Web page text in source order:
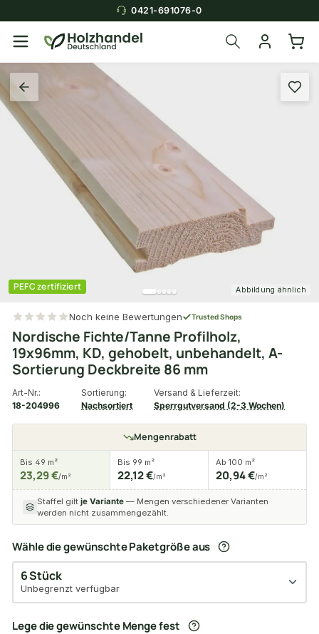
0421-691076-0
PEFC zertifiziert Abbildung ähnlich
Noch keine Bewertungen Trusted Shops
Nordische Fichte/Tanne Profilholz,
19x96mm, KD, gehobelt, unbehandelt, A-
Sortierung Deckbreite 86 mm
Art-Nr.:
18-204996
Sortierung:
Nachsortiert
Versand & Lieferzeit:
Sperrgutversand (2-3 Wochen)
Mengenrabatt
Bis 49 m²
23,29 €/m²
Bis 99 m²
22,12 €/m²
Ab 100 m²
20,94 €/m²
Staffel gilt je Variante — Mengen verschiedener Varianten
werden nicht zusammengezählt.
Wähle die gewünschte Paketgröße aus
6 Stück
Unbegrenzt verfügbar
Lege die gewünschte Menge fest